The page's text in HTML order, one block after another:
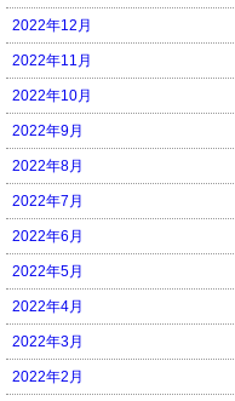
2022年12月
2022年11月
2022年10月
2022年9月
2022年8月
2022年7月
2022年6月
2022年5月
2022年4月
2022年3月
2022年2月